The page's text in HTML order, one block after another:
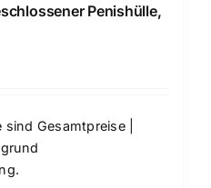
Penishülle,
Gesamtpreise |